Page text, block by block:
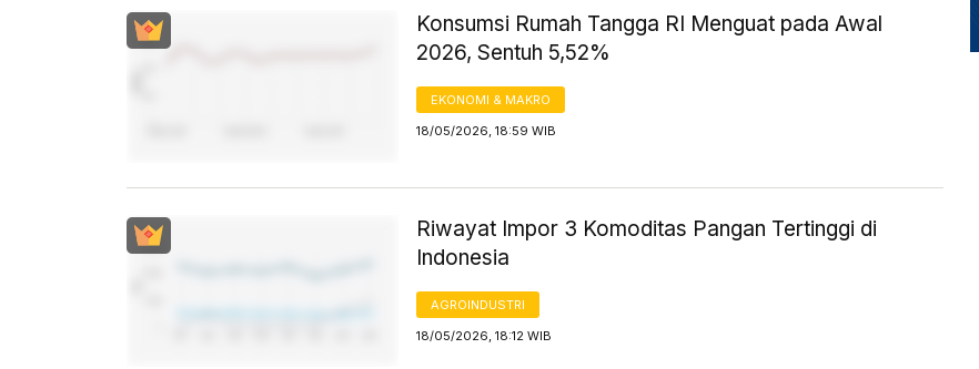
Konsumsi Rumah Tangga RI Menguat pada Awal
2026, Sentuh 5,52%
EKONOMI & MAKRO
18/05/2026, 18:59 WIB
Riwayat Impor 3 Komoditas Pangan Tertinggi di
Indonesia
AGROINDUSTRI
18/05/2026, 18:12 WIB